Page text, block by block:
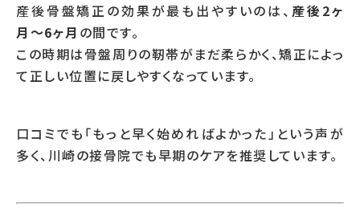
産後骨盤矯正の効果が最も出やすいのは、 産後2ヶ
月〜6ヶ月 の間です。
この時期は骨盤周りの靭帯がまだ柔らかく、矯正によっ
て正しい位置に戻しやすくなっています。
口コミでも「もっと早く始めればよかった」という声が
多く、川崎の接骨院でも早期のケアを推奨しています。